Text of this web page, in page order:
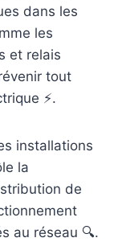
dans les
les
et relais
tout
⚡.
installations
la
de
au réseau 🔍.